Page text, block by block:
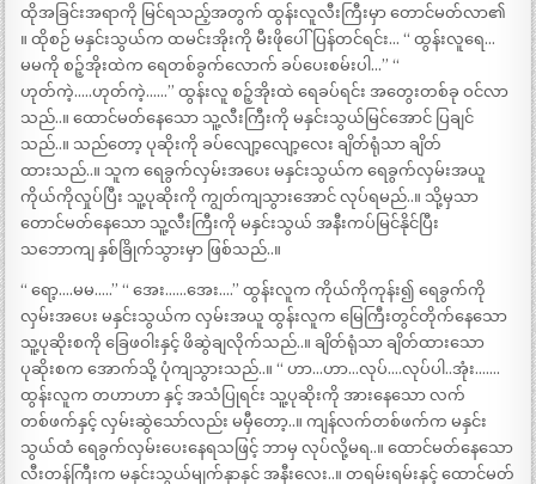
ထိုအခြင်းအရာကို မြင်ရသည့်အတွက် ထွန်းလူလီးကြီးမှာ တောင်မတ်လာ၏
။ ထိုစဉ် မနှင်းသွယ်က ထမင်းအိုးကို မီးဖိုပေါ်ပြန်တင်ရင်း… “ ထွန်းလူရေ…
မမကို စဉ့်အိုးထဲက ရေတစ်ခွက်လောက် ခပ်ပေးစမ်းပါ…” “
ဟုတ်ကဲ့…..ဟုတ်ကဲ့……” ထွန်းလူ စဉ့်အိုးထဲ ရေခပ်ရင်း အတွေးတစ်ခု ဝင်လာ
သည်..။ ထောင်မတ်နေသော သူ့လီးကြီးကို မနှင်းသွယ်မြင်အောင် ပြချင်
သည်..။ သည်တော့ ပုဆိုးကို ခပ်လျော့လျော့လေး ချိတ်ရုံသာ ချိတ်
ထားသည်..။ သူက ရေခွက်လှမ်းအပေး မနှင်းသွယ်က ရေခွက်လှမ်းအယူ
ကိုယ်ကိုလှုပ်ပြီး သူ့ပုဆိုးကို ကျွတ်ကျသွားအောင် လုပ်ရမည်..။ သို့မှသာ
တောင်မတ်နေသော သူ့လီးကြီးကို မနှင်းသွယ် အနီးကပ်မြင်နိုင်ပြီး
သဘောကျ နှစ်ခြိုက်သွားမှာ ဖြစ်သည်..။
“ ရော့….မမ…..” “ အေး……အေး….” ထွန်းလူက ကိုယ်ကိုကုန်း၍ ရေခွက်ကို
လှမ်းအပေး မနှင်းသွယ်က လှမ်းအယူ ထွန်းလူက မြေကြီးတွင်တိုက်နေသော
သူ့ပုဆိုးစကို ခြေဖဝါးနှင့် ဖိဆွဲချလိုက်သည်..။ ချိတ်ရုံသာ ချိတ်ထားသော
ပုဆိုးစက အောက်သို့ ပုံကျသွားသည်..။ “ ဟာ…ဟာ…လုပ်….လုပ်ပါ..အုံး…….
ထွန်းလူက တဟာဟာ နှင့် အသံပြုရင်း သူ့ပုဆိုးကို အားနေသော လက်
တစ်ဖက်နှင့် လှမ်းဆွဲသော်လည်း မမှီတော့..။ ကျန်လက်တစ်ဖက်က မနှင်း
သွယ်ထံ ရေခွက်လှမ်းပေးနေရသဖြင့် ဘာမှ လုပ်လို့မရ..။ ထောင်မတ်နေသော
လီးတန်ကြီးက မနှင်းသွယ်မျက်နှာနှင် အနီးလေး..။ တရမ်းရမ်းနှင့် ထောင်မတ်